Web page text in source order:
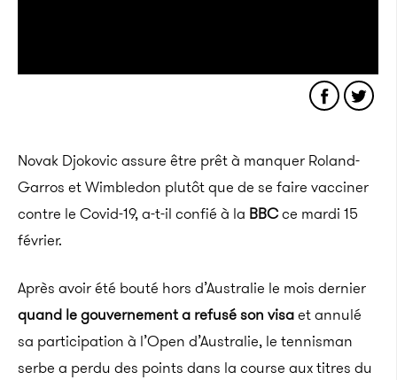
Novak Djokovic assure être prêt à manquer Roland-
Garros et Wimbledon plutôt que de se faire vacciner
contre le Covid-19, a-t-il confié à la BBCce mardi 15
février.
Après avoir été bouté hors d’Australie le mois dernier
quand le gouvernement a refusé son visaet annulé
sa participation à l’Open d’Australie, le tennisman
serbe a perdu des points dans la course aux titres du